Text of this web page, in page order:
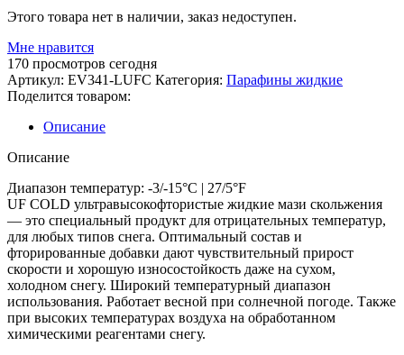
Этого товара нет в наличии, заказ недоступен.
Мне нравится
170 просмотров сегодня
Артикул: EV341-LUFC Категория: Парафины жидкие
Поделится товаром:
Описание
Описание
Диапазон температур: -3/-15°C | 27/5°F
UF COLD ультравысокофтористые жидкие мази скольжения
— это специальный продукт для отрицательных температур,
для любых типов снега. Оптимальный состав и
фторированные добавки дают чувствительный прирост
скорости и хорошую износостойкость даже на сухом,
холодном снегу. Широкий температурный диапазон
использования. Работает весной при солнечной погоде. Также
при высоких температурах воздуха на обработанном
химическими реагентами снегу.